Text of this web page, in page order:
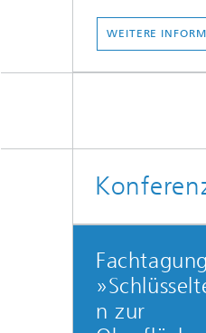
WEITERE
Fachtagung
n zur